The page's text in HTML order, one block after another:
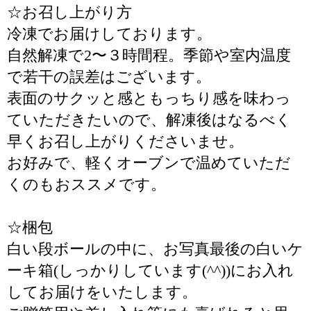
☆お召し上がり方
冷凍でお届けしております。
自然解凍で2〜３時間程。季節や室内温度
で若干の誤差はございます。
表面のサクッと感ともっちり感を味わっ
ていただきたいので、解凍後はなるべく
早くお召し上がりくださいませ。
お好みで、軽くオーブンで温めていただ
くのもおススメです。
☆梱包
白い段ボールの中に、お写真最後の白いケ
ーキ箱(しっかりしています(^^))にお入れ
してお届けをいたします。